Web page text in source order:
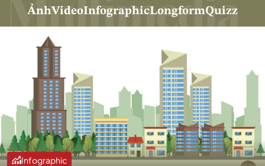
ẢnhVideoInfographicLongformQuizz
Infographic